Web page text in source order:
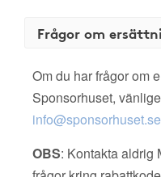
Frågor om
Om du har frågor om
Sponsorhuset,
info@sponsorhuset.se
OBS: Kontakta aldrig